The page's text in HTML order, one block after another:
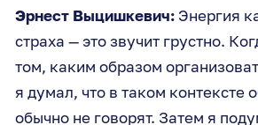
Эрнест Выцишкевич: Энергия
страха — это звучит грустно.
том, каким образом
я думал, что в таком контексте
обычно не говорят. Затем я